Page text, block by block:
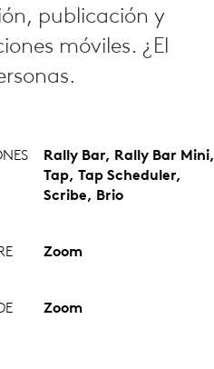
publicación y
móviles. ¿El
Rally Bar, Rally Bar Mini,
Tap, Tap Scheduler,
Scribe, Brio
Zoom
Zoom